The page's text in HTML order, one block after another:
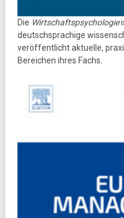
Die Wirtschaftspsychologie
deutschsprachige
veröffentlicht aktuelle,
Bereichen ihres Fachs.